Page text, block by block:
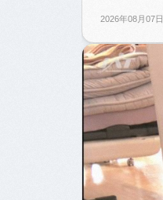
2026年08月07日